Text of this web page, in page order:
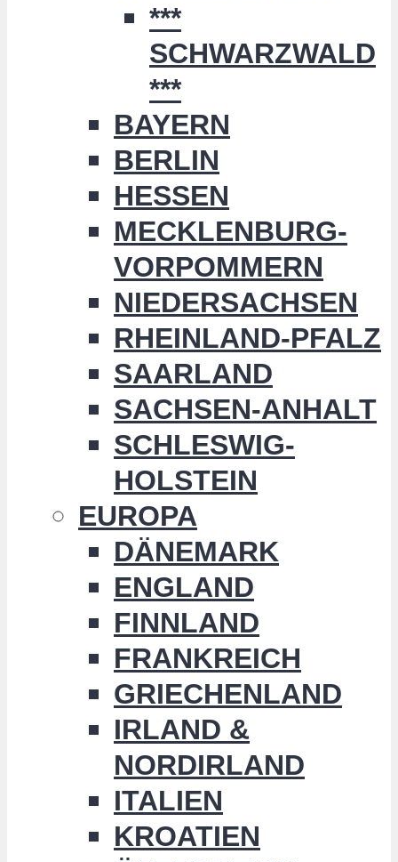
***
SCHWARZWALD
***
BAYERN
BERLIN
HESSEN
MECKLENBURG-
VORPOMMERN
NIEDERSACHSEN
RHEINLAND-PFALZ
SAARLAND
SACHSEN-ANHALT
SCHLESWIG-
HOLSTEIN
EUROPA
DÄNEMARK
ENGLAND
FINNLAND
FRANKREICH
GRIECHENLAND
IRLAND &
NORDIRLAND
ITALIEN
KROATIEN